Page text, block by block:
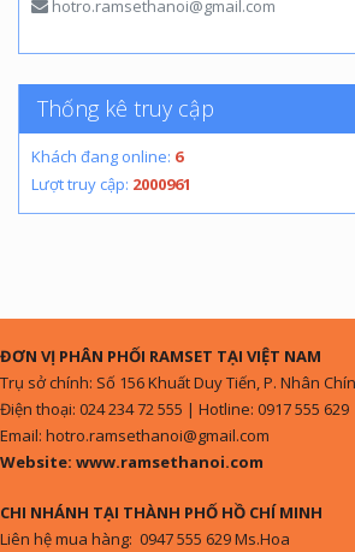
hotro.ramsethanoi@gmail.com
Thống kê truy cập
Khách đang online: 6
Lượt truy cập: 2000961
ĐƠN VỊ PHÂN PHỐI RAMSET TẠI VIỆT NAM
Trụ sở chính: Số 156 Khuất Duy Tiến, P. Nhân
Điện thoại: 024 234 72 555 | Hotline: 0917 555 629
Email: hotro.ramsethanoi@gmail.com
Website: www.ramsethanoi.com
CHI NHÁNH TẠI THÀNH PHỐ HỒ CHÍ MINH
Liên hệ mua hàng: 0947 555 629 Ms.Hoa